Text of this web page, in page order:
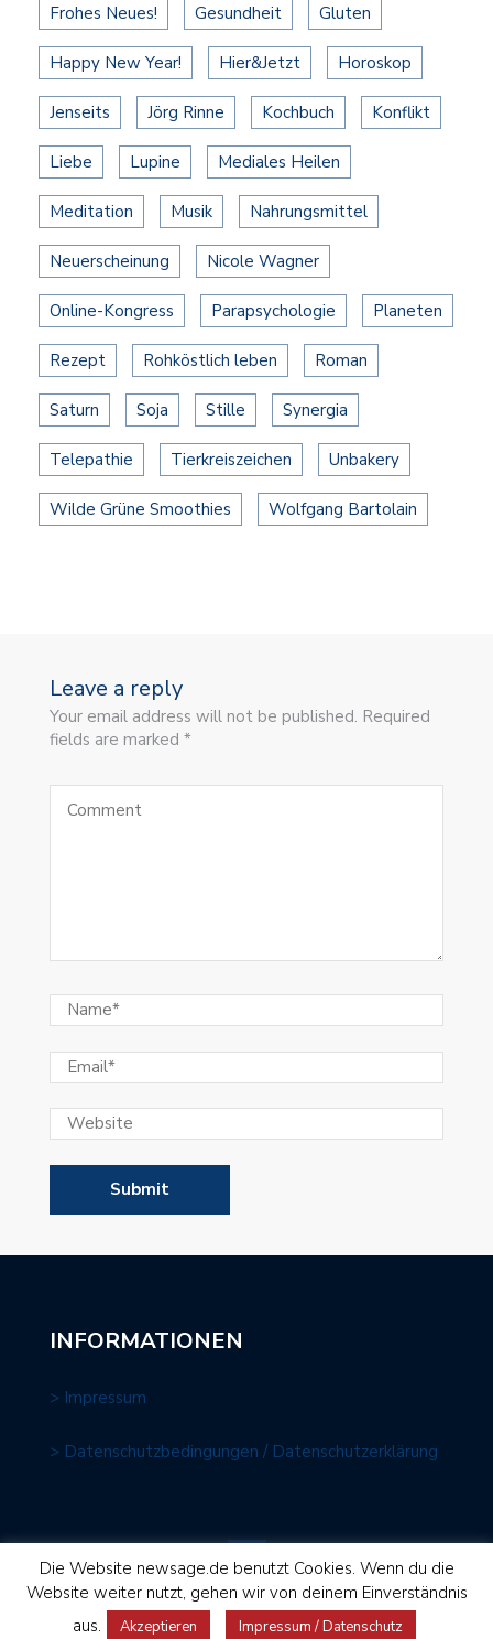
Frohes Neues! Gesundheit Gluten
Happy New Year! Hier&Jetzt Horoskop
Jenseits Jörg Rinne Kochbuch Konflikt
Liebe Lupine Mediales Heilen
Meditation Musik Nahrungsmittel
Neuerscheinung Nicole Wagner
Online-Kongress Parapsychologie Planeten
Rezept Rohköstlich leben Roman
Saturn Soja Stille Synergia
Telepathie Tierkreiszeichen Unbakery
Wilde Grüne Smoothies Wolfgang Bartolain
Leave a reply
Your email address will not be published. Required
fields are marked *
INFORMATIONEN
> Impressum
> Datenschutzbedingungen / Datenschutzerklärung
NEWS AGE Media GmbH © 2026 | Gestaltung und Umsetzung:
fontfront.com
Die Website newsage.de benutzt Cookies. Wenn du die
Website weiter nutzt, gehen wir von deinem Einverständnis
aus.
Akzeptieren Impressum / Datenschutz